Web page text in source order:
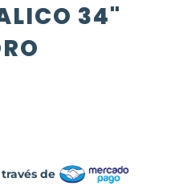
34"
de